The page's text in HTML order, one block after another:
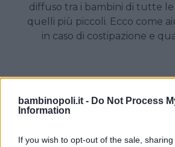
bambinopoli.it - Do Not Process
Information
If you wish to opt-out of the sale,
diffuso tra i bambini di tutte
quelli più piccoli. Ecco come
in caso di costipazione e